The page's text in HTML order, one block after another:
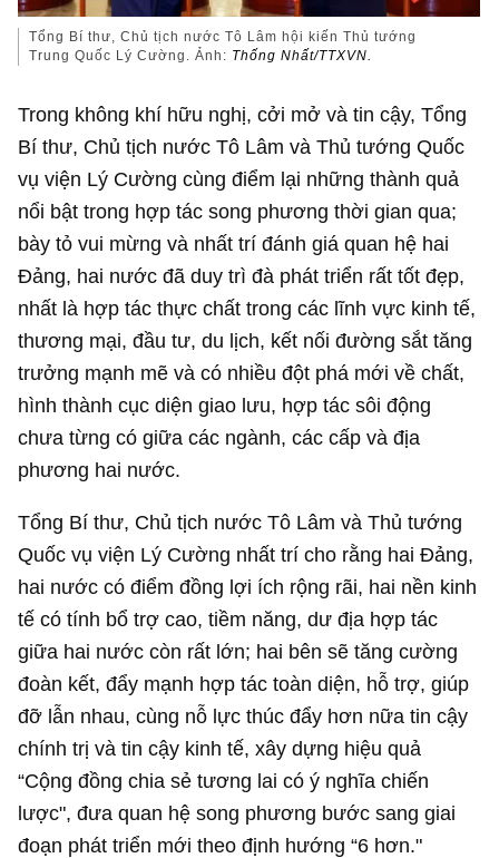
Tổng Bí thư, Chủ tịch nước Tô Lâm hội kiến Thủ tướng
Trung Quốc Lý Cường. Ảnh: Thống Nhất/TTXVN.
Trong không khí hữu nghị, cởi mở và tin cậy, Tổng
Bí thư, Chủ tịch nước Tô Lâm và Thủ tướng Quốc
vụ viện Lý Cường cùng điểm lại những thành quả
nổi bật trong hợp tác song phương thời gian qua;
bày tỏ vui mừng và nhất trí đánh giá quan hệ hai
Đảng, hai nước đã duy trì đà phát triển rất tốt đẹp,
nhất là hợp tác thực chất trong các lĩnh vực kinh tế,
thương mại, đầu tư, du lịch, kết nối đường sắt tăng
trưởng mạnh mẽ và có nhiều đột phá mới về chất,
hình thành cục diện giao lưu, hợp tác sôi động
chưa từng có giữa các ngành, các cấp và địa
phương hai nước.
Tổng Bí thư, Chủ tịch nước Tô Lâm và Thủ tướng
Quốc vụ viện Lý Cường nhất trí cho rằng hai Đảng,
hai nước có điểm đồng lợi ích rộng rãi, hai nền kinh
tế có tính bổ trợ cao, tiềm năng, dư địa hợp tác
giữa hai nước còn rất lớn; hai bên sẽ tăng cường
đoàn kết, đẩy mạnh hợp tác toàn diện, hỗ trợ, giúp
đỡ lẫn nhau, cùng nỗ lực thúc đẩy hơn nữa tin cậy
chính trị và tin cậy kinh tế, xây dựng hiệu quả
“Cộng đồng chia sẻ tương lai có ý nghĩa chiến
lược", đưa quan hệ song phương bước sang giai
đoạn phát triển mới theo định hướng “6 hơn."